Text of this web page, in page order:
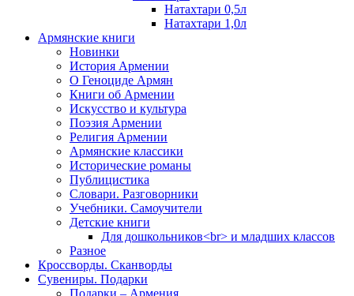
Натахтари 0,5л
Натахтари 1,0л
Армянские книги
Новинки
История Армении
О Геноциде Армян
Книги об Армении
Иcкусство и культура
Поэзия Армении
Религия Армении
Армянские классики
Исторические романы
Публицистика
Словари. Разговорники
Учебники. Самоучители
Детские книги
Для дошкольников<br> и младших классов
Разное
Кроссворды. Сканворды
Сувениры. Подарки
Подарки – Армения